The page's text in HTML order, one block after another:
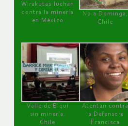
Wirakutas luchan
contra la minería
en México
No a Dominga,
Chile
Valle de Elqui
sin minería.
Chile
Atentan contra
la Defensora
Francisca